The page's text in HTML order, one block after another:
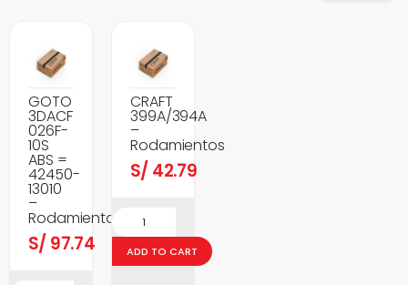
GOTO
3DACF
026F-
10S
ABS =
42450-
13010
–
Rodamientos
S/ 97.74
CRAFT
399A/394A
–
Rodamientos
S/ 42.79
ADD TO CART